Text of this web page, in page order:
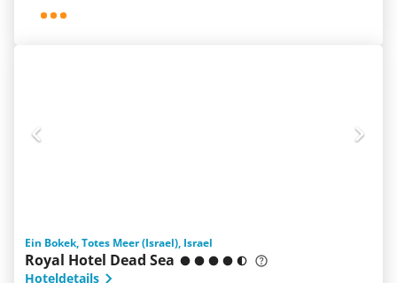
Ein Bokek, Totes Meer (Israel), Israel
Royal Hotel Dead Sea
Hoteldetails